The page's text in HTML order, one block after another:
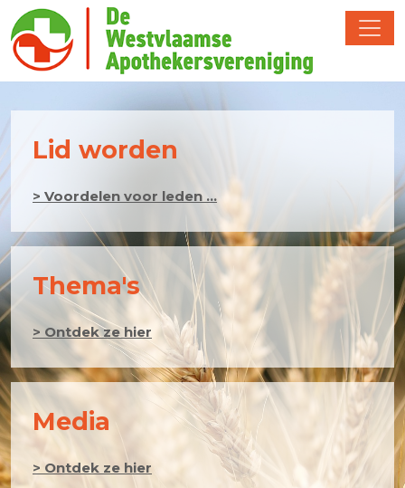
Lid worden
> Voordelen voor leden ...
Thema's
> Ontdek ze hier
Media
> Ontdek ze hier